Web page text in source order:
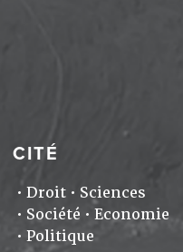
CITÉ
Droit
Sciences
Société
Economie
Politique